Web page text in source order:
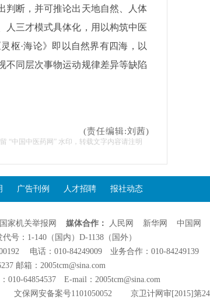
判断，并可推论出天地自然、人体
人三才模式具体化，用以构筑中医
枢·海论》即以自然界有四海，以
不同层次事物运动规律差异等缺陷
(责任编辑:刘茜)
“中国中医药网” 水印，转载文字内容请注明
广告刊例 人才招聘 报社动态
家机关举报网 媒体合作： 人民网 新华网 中国网
号：1-140（国内）D-1138（国外）
电话：010-84249009 业务合作：010-84249139
邮箱：2005tcm@sina.com
64854537 E-mail：2005tcm@sina.com
保网安备案号1101050052 京卫计网审[2015]第